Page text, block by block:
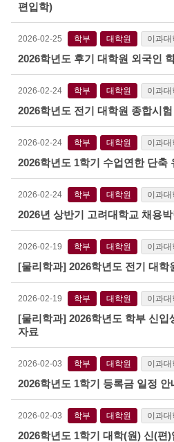
편입학)
2026-02-25 학부 대학원 이과대
2026학년도 후기 대학원 외국인
2026-02-24 학부 대학원 이과대
2026학년도 전기 대학원 종합시
2026-02-24 학부 대학원 이과대
2026학년도 1학기 수업연한 단축
2026-02-24 학부 대학원 이과대
2026년 상반기 고려대학교 채용박
2026-02-19 학부 대학원 이과대
[물리학과] 2026학년도 전기 대학
2026-02-19 학부 대학원 이과대
[물리학과] 2026학년도 학부 신입
자료
2026-02-03 학부 대학원 이과대
2026학년도 1학기 등록금 일정 안
2026-02-03 학부 대학원 이과대